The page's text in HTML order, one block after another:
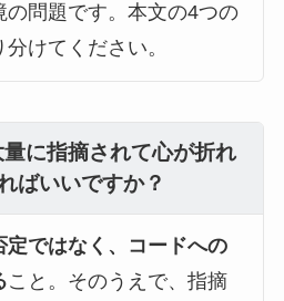
問題です。本文の4つの
けてください。
に指摘されて心が折れ
ばいいですか？
定ではなく、コードへの
こと。そのうえで、指摘